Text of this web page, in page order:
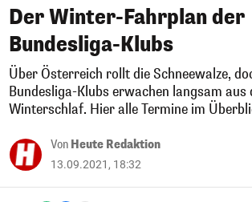
Der Winter-Fahrplan der
Bundesliga-Klubs
Über Österreich rollt die Schneewalze,
Bundesliga-Klubs erwachen langsam aus
Winterschlaf. Hier alle Termine im
Von Heute Redaktion
13.09.2021, 18:32